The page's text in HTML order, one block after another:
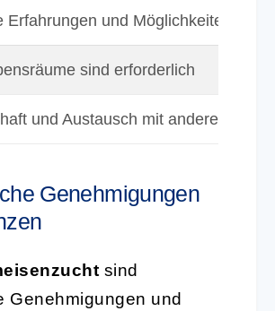
Erfahrungen und Möglichkeiten zur
sind erforderlich
und Austausch mit anderen
Genehmigungen
sind
Genehmigungen und